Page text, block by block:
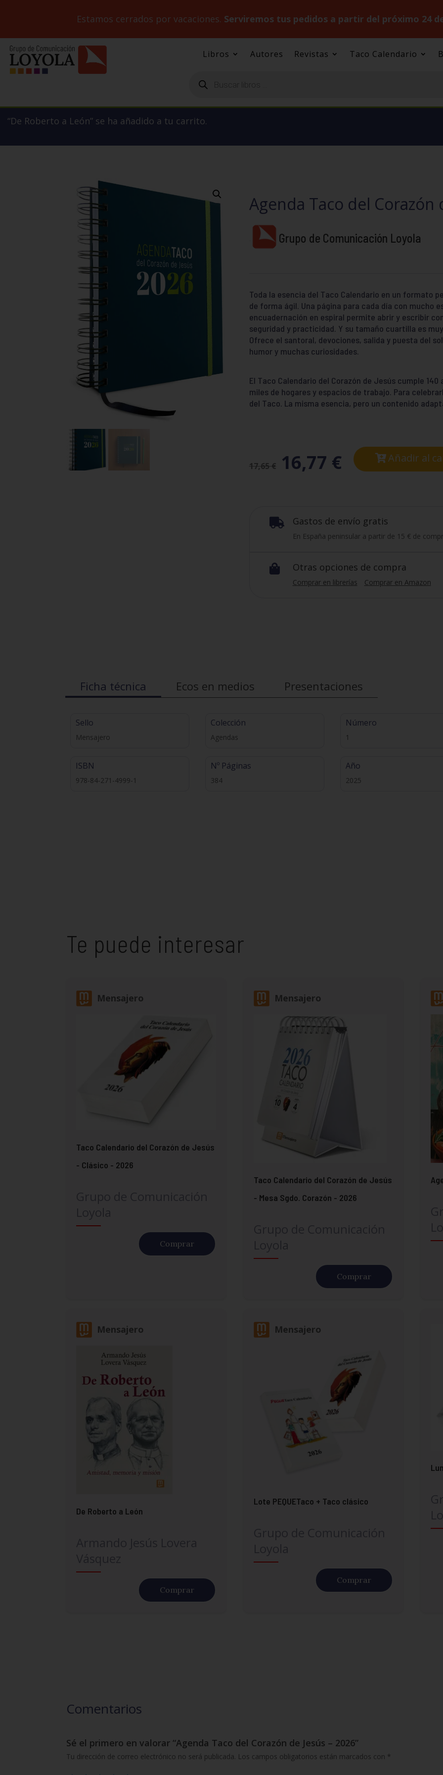
Estamos cerrados por vacaciones. Serviremos tus pedidos a partir del próximo 24
Libros Autores Revistas Taco Calendario
productos
“De Roberto a León” se ha añadido a tu carrito.
Agenda Taco del Corazón
Grupo de Comunicación Loyola
Toda la esencia del Taco Calendario en un formato
de forma ágil. Una página para cada día con mucho
encuadernación en espiral permite abrir y escribir
seguridad y practicidad. Y su tamaño cuartilla es
Ofrece el santoral, devociones, salida y puesta del
humor y muchas curiosidades.
El Taco Calendario del Corazón de Jesús cumple 140
miles de hogares y espacios de trabajo. Para
del Taco. La misma esencia, pero un contenido
17,65€ 16,77 € Añadir al
 Gastos de envío gratis
En España peninsular a partir de 15 € de
 Otras opciones de compra
Comprar en librerías Comprar en Amazon
Ficha técnica Ecos en medios Presentaciones
Sello
Mensajero
ISBN
978-84-271-4999-1
Colección
Agendas
Nº Páginas
384
Número
1
Año
2025
Te puede interesar
Mensajero
Taco Calendario del Corazón de Jesús
- Clásico - 2026
Comprar
Mensajero
Taco Calendario del Corazón de Jesús
- Mesa Sgdo. Corazón - 2026
Comprar
Mensajero
De Roberto a León
Comprar
Mensajero
Lote PEQUETaco + Taco clásico
Comprar
Comentarios
Sé el primero en valorar “Agenda Taco del Corazón de Jesús – 2026”
Tu dirección de correo electrónico no será publicada. Los campos obligatorios están marcados con *